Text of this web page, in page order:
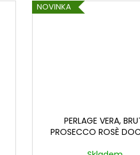
NOVINKA
PERLAGE VERA,
PROSECCO ROSÈ